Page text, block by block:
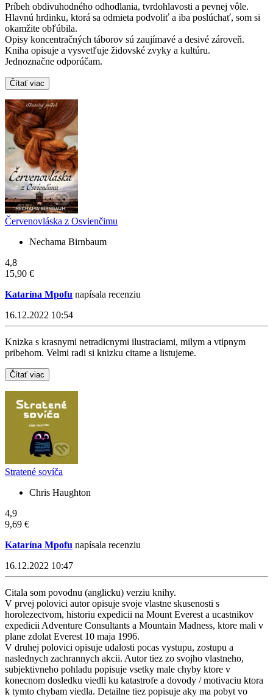
Príbeh obdivuhodného odhodlania, tvrdohlavosti a pevnej vôle.
Hlavnú hrdinku, ktorá sa odmieta podvoliť a iba poslúchať, som si
okamžite obľúbila.
Opisy koncentračných táborov sú zaujímavé a desivé zároveň.
Kniha opisuje a vysvetľuje židovské zvyky a kultúru.
Jednoznačne odporúčam.
Čítať viac
Červenovláska z Osvienčimu
Nechama Birnbaum
4,8
15,90 €
Katarína Mpofu napísala recenziu
16.12.2022 10:54
Knizka s krasnymi netradicnymi ilustraciami, milym a vtipnym
pribehom. Velmi radi si knizku citame a listujeme.
Čítať viac
Stratené sovíča
Chris Haughton
4,9
9,69 €
Katarína Mpofu napísala recenziu
16.12.2022 10:47
Citala som povodnu (anglicku) verziu knihy.
V prvej polovici autor opisuje svoje vlastne skusenosti s
horolezectvom, historiu expedicii na Mount Everest a ucastnikov
expedicii Adventure Consultants a Mountain Madness, ktore mali v
plane zdolat Everest 10 maja 1996.
V druhej polovici opisuje udalosti pocas vystupu, zostupu a
naslednych zachrannych akcii. Autor tiez zo svojho vlastneho,
subjektivneho pohladu popisuje vsetky male chyby ktore v
konecnom dosledku viedli ku katastrofe a dovody / motivaciu ktora
k tymto chybam viedla. Detailne tiez popisuje aky ma pobyt vo